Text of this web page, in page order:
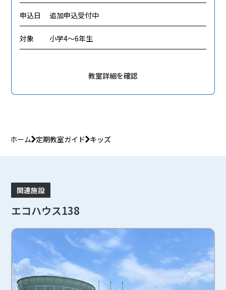
申込日 追加申込受付中
対象 小学4～6年生
教室詳細を確認
ホーム 定期教室ガイド キッズ
関連施設
エコハウス138